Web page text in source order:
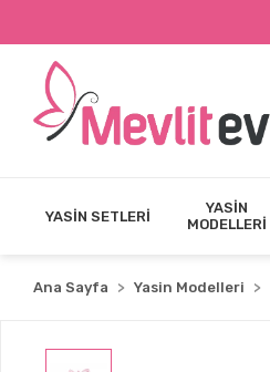
YASİN SETLERİ
YASİN
MODELLERİ
Ana Sayfa Yasin Modelleri